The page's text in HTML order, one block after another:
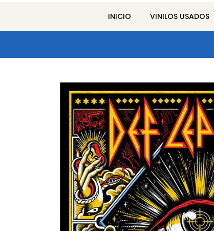
INICIO VINILOS USADOS